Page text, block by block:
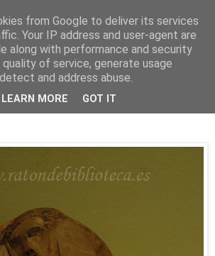
e Ilustrísimos, Ilustrados
from Google to deliver its services
Your IP address and user-agent are
along with performance and security
of service, generate usage
and address abuse.
LEARN MORE GOT IT